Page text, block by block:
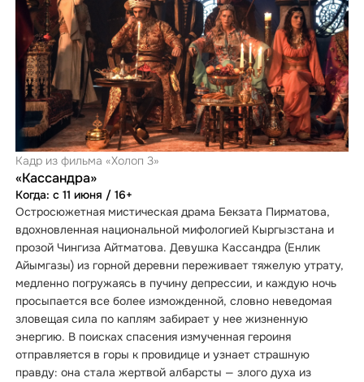
Кадр из фильма «Холоп 3»
«Кассандра»
Когда: с 11 июня / 16+
Остросюжетная мистическая драма Бекзата Пирматова,
вдохновленная национальной мифологией Кыргызстана и
прозой Чингиза Айтматова. Девушка Кассандра (Енлик
Айымгазы) из горной деревни переживает тяжелую утрату,
медленно погружаясь в пучину депрессии, и каждую ночь
просыпается все более изможденной, словно неведомая
зловещая сила по каплям забирает у нее жизненную
энергию. В поисках спасения измученная героиня
отправляется в горы к провидице и узнает страшную
правду: она стала жертвой албарсты — злого духа из